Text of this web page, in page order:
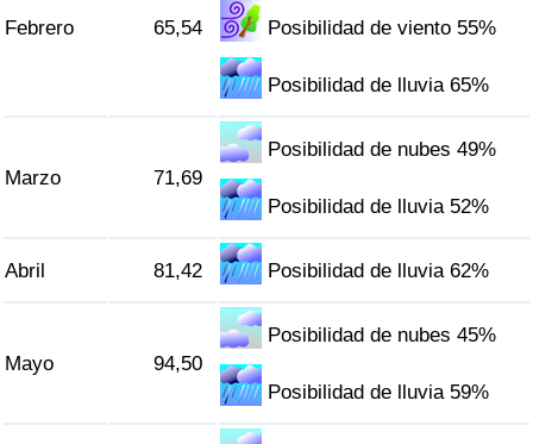
Febrero 65,54 Posibilidad de viento 55%
Posibilidad de lluvia 65%
Marzo 71,69
Posibilidad de nubes 49%
Posibilidad de lluvia 52%
Abril 81,42 Posibilidad de lluvia 62%
Mayo 94,50
Posibilidad de nubes 45%
Posibilidad de lluvia 59%
Índice de Contaminación por País
Índice de Tráfico (Actual)
Índice de Tráfico por País